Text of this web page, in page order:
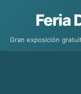
Feria
Gran exposición